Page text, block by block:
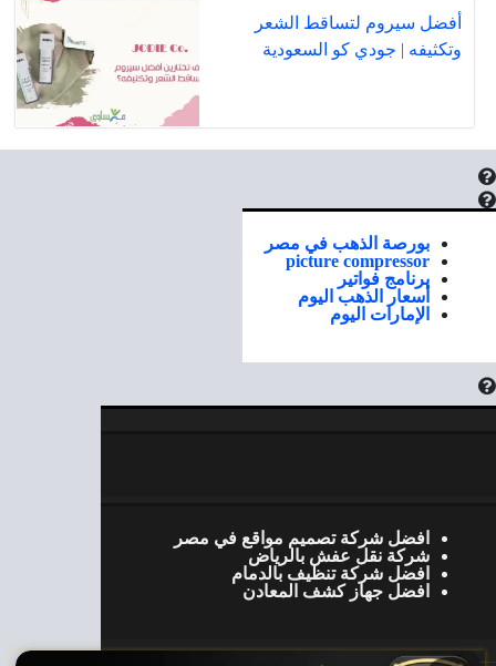
أفضل سيروم لتساقط الشعر
وتكثيفه | جودي كو السعودية
بورصة الذهب في مصر
picture compressor
برنامج فواتير
أسعار الذهب اليوم
الإمارات اليوم
افضل شركة تصميم مواقع في مصر
شركة نقل عفش بالرياض
افضل شركة تنظيف بالدمام
افضل جهاز كشف المعادن